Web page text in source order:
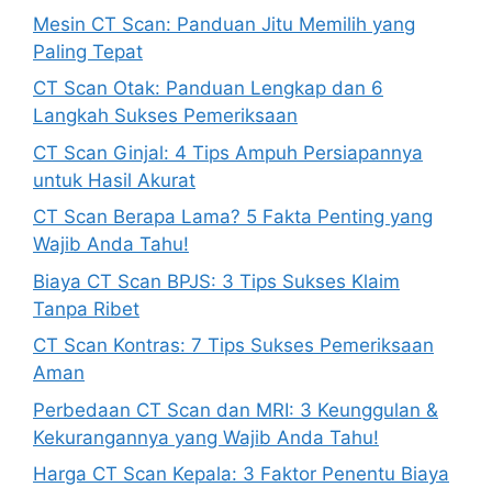
Mesin CT Scan: Panduan Jitu Memilih yang
Paling Tepat
CT Scan Otak: Panduan Lengkap dan 6
Langkah Sukses Pemeriksaan
CT Scan Ginjal: 4 Tips Ampuh Persiapannya
untuk Hasil Akurat
CT Scan Berapa Lama? 5 Fakta Penting yang
Wajib Anda Tahu!
Biaya CT Scan BPJS: 3 Tips Sukses Klaim
Tanpa Ribet
CT Scan Kontras: 7 Tips Sukses Pemeriksaan
Aman
Perbedaan CT Scan dan MRI: 3 Keunggulan &
Kekurangannya yang Wajib Anda Tahu!
Harga CT Scan Kepala: 3 Faktor Penentu Biaya